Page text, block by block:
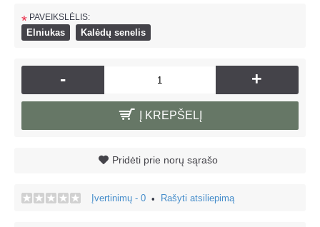
* PAVEIKSLĖLIS:
Elniukas Kalėdų senelis
- +
Į KREPŠELĮ
Pridėti prie norų sąrašo
Įvertinimų - 0 • Rašyti atsiliepimą